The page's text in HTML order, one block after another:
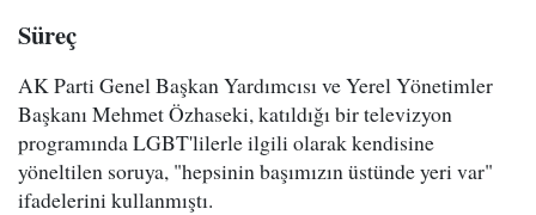
Süreç
AK Parti Genel Başkan Yardımcısı ve Yerel Yönetimler
Başkanı Mehmet Özhaseki, katıldığı bir televizyon
programında LGBT'lilerle ilgili olarak kendisine
yöneltilen soruya, "hepsinin başımızın üstünde yeri var"
ifadelerini kullanmıştı.